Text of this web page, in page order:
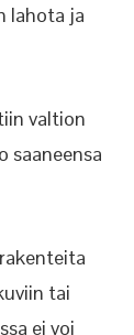
lahota ja
valtion
saaneensa
tai
ei voi